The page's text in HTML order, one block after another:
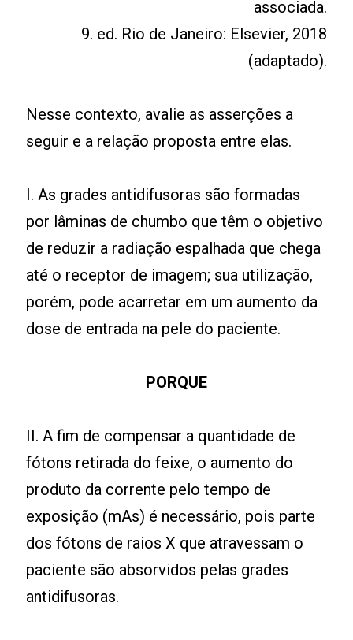
associada.
9. ed. Rio de Janeiro: Elsevier, 2018
(adaptado).
Nesse contexto, avalie as asserções a
seguir e a relação proposta entre elas.
I. As grades antidifusoras são formadas
por lâminas de chumbo que têm o objetivo
de reduzir a radiação espalhada que chega
até o receptor de imagem; sua utilização,
porém, pode acarretar em um aumento da
dose de entrada na pele do paciente.
PORQUE
II. A fim de compensar a quantidade de
fótons retirada do feixe, o aumento do
produto da corrente pelo tempo de
exposição (mAs) é necessário, pois parte
dos fótons de raios X que atravessam o
paciente são absorvidos pelas grades
antidifusoras.